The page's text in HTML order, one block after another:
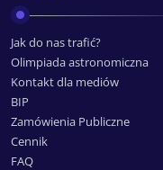
Jak do nas trafić?
Olimpiada astronomiczna
Kontakt dla mediów
BIP
Zamówienia Publiczne
Cennik
FAQ